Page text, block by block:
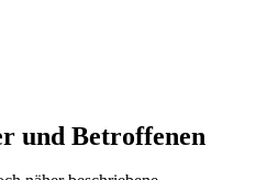
und Betroffenen